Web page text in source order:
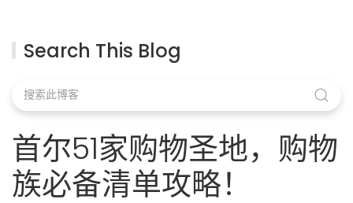
Search This Blog
首尔51家购物圣地，购物
族必备清单攻略！